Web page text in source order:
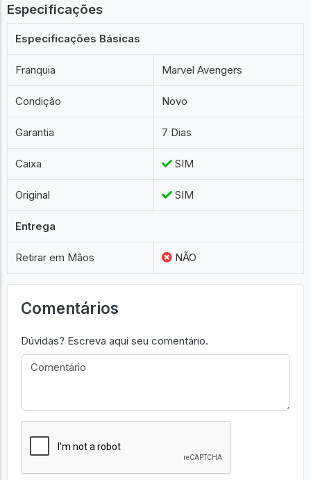
Especificações
Especificações Básicas
Franquia Marvel Avengers
Condição Novo
Garantia 7 Dias
Caixa SIM
Original SIM
Entrega
Retirar em Mãos NÃO
Comentários
Dúvidas? Escreva aqui seu comentário.